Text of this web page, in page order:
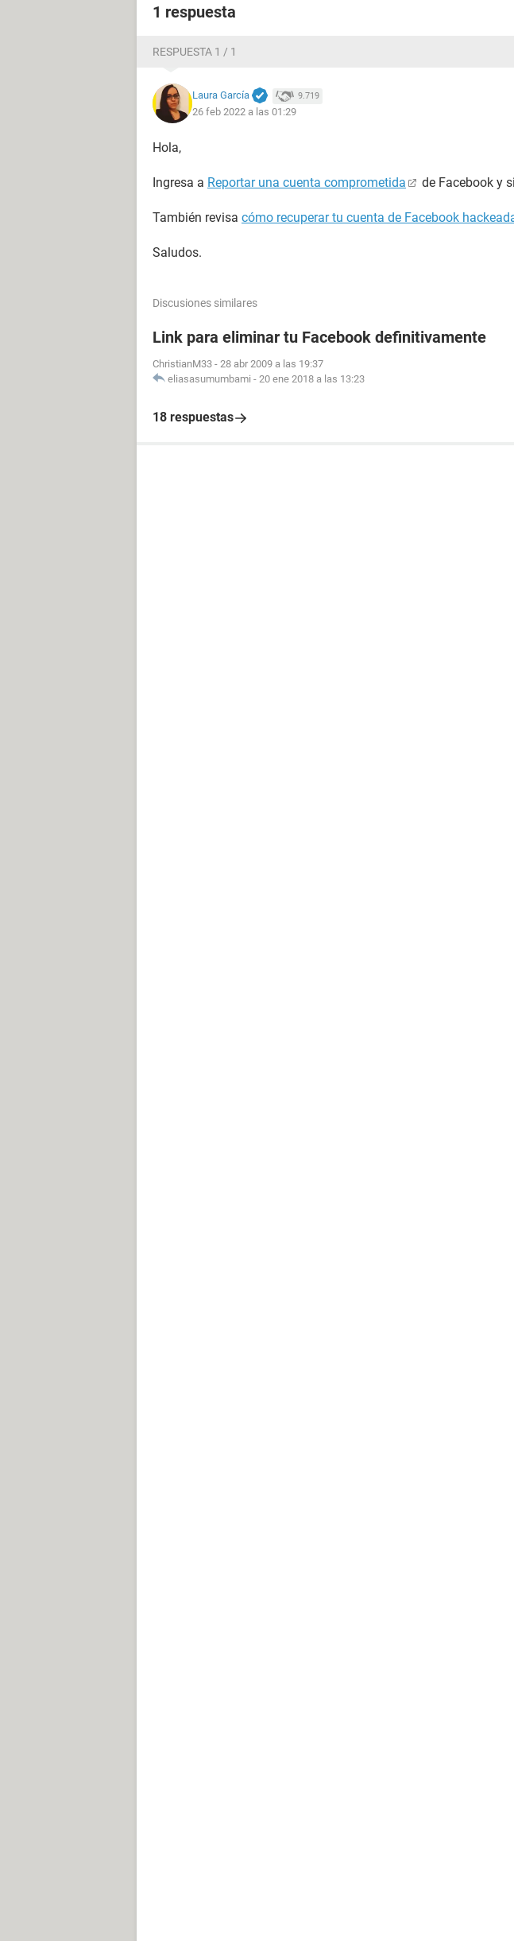
1 respuesta
RESPUESTA 1 / 1
Laura García 9.719
26 feb 2022 a las 01:29
Hola,
Ingresa a Reportar una cuenta comprometida de Facebook y
También revisa cómo recuperar tu cuenta de Facebook
Saludos.
Discusiones similares
Link para eliminar tu Facebook definitivamente
ChristianM33 - 28 abr 2009 a las 19:37
eliasasumumbami - 20 ene 2018 a las 13:23
18 respuestas